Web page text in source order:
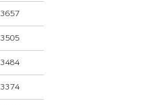
3657
3505
3484
3374